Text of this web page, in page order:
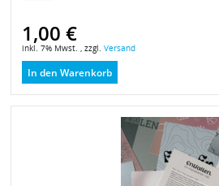
1,00 €
inkl. 7% Mwst. , zzgl. Versand
In den Warenkorb